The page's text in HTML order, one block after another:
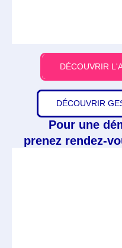
DÉCOUVRIR
DÉCOUVRIR
Pour une
prenez rendez-